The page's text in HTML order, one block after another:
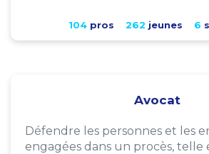
104pros 262 jeunes 6
Avocat
Défendre les personnes et les
engagées dans un procès, telle